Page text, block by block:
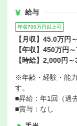
給与
年収700万円以上可
【月収】45.0万円
【年収】450万円
【時給】2,000円
※年齢・経験・能
す。
■昇給：年1回（過
■賞与：なし